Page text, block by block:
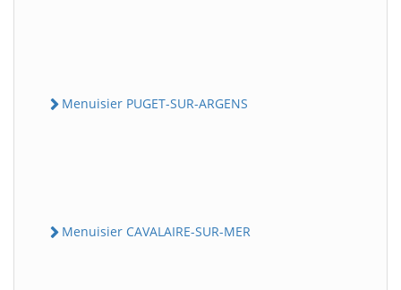
Menuisier PUGET-SUR-ARGENS
Menuisier CAVALAIRE-SUR-MER